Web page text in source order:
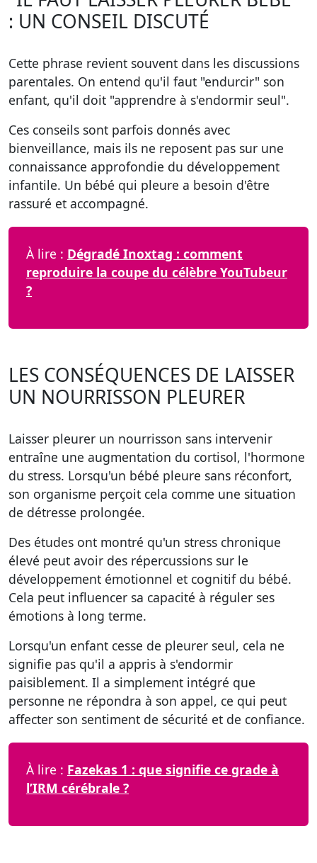
: UN CONSEIL DISCUTÉ
Cette phrase revient souvent dans les discussions
parentales. On entend qu'il faut "endurcir" son
enfant, qu'il doit "apprendre à s'endormir seul".
Ces conseils sont parfois donnés avec
bienveillance, mais ils ne reposent pas sur une
connaissance approfondie du développement
infantile. Un bébé qui pleure a besoin d'être
rassuré et accompagné.
À lire : Dégradé Inoxtag : comment
reproduire la coupe du célèbre YouTubeur
?
LES CONSÉQUENCES DE LAISSER
UN NOURRISSON PLEURER
Laisser pleurer un nourrisson sans intervenir
entraîne une augmentation du cortisol, l'hormone
du stress. Lorsqu'un bébé pleure sans réconfort,
son organisme perçoit cela comme une situation
de détresse prolongée.
Des études ont montré qu'un stress chronique
élevé peut avoir des répercussions sur le
développement émotionnel et cognitif du bébé.
Cela peut influencer sa capacité à réguler ses
émotions à long terme.
Lorsqu'un enfant cesse de pleurer seul, cela ne
signifie pas qu'il a appris à s'endormir
paisiblement. Il a simplement intégré que
personne ne répondra à son appel, ce qui peut
affecter son sentiment de sécurité et de confiance.
À lire : Fazekas 1 : que signifie ce grade à
l’IRM cérébrale ?